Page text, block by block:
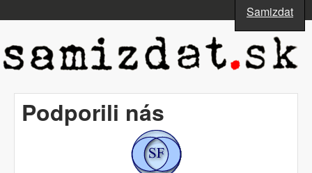
Samizdat
www.samizdat.sk
Podporili nás